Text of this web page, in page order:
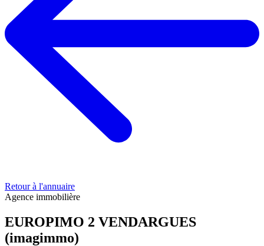
Retour à l'annuaire
Agence immobilière
EUROPIMO 2 VENDARGUES
(imagimmo)